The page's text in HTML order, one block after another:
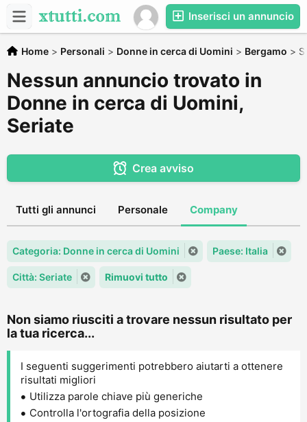
Inserisci un annuncio
Home > Personali > Donne in cerca di Uomini > Bergamo >
Nessun annuncio trovato in
Donne in cerca di Uomini,
Seriate
Crea avviso
Tutti gli annunci Personale Company
Categoria: Donne in cerca di Uomini Paese: Italia
Città: Seriate Rimuovi tutto
Non siamo riusciti a trovare nessun risultato per
la tua ricerca...
I seguenti suggerimenti potrebbero aiutarti a ottenere
risultati migliori
Utilizza parole chiave più generiche
Controlla l'ortografia della posizione